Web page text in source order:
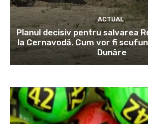
ACTUAL
Planul decisiv pentru salvarea
la Cernavodă. Cum vor fi
Dunăre